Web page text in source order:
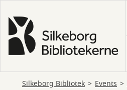
hovedindhold
Silkeborg Bibliotek Events